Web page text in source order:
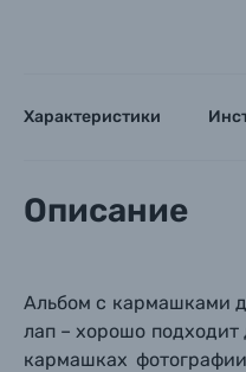
Оптические
Характеристики
Описание
Альбом с кармашками
лап – хорошо
кармашках